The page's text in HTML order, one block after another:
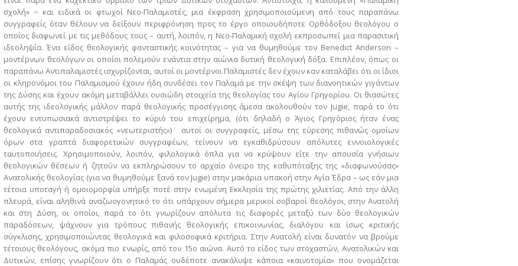
σχολή» − και ειδικά οι φτωχοί Νεο-Παλαμιστές, μια έκφραση χρησιμοποιούμενη από τους παραπάνω
συγγραφείς όταν θέλουν να δείξουν περιφρόνηση προς το έργο οποιουδήποτε Ορθόδοξου θεολόγου ο
οποίος διαφωνεί με τις μεθόδους τους – αυτή, λοιπόν, η Νεο-Παλαμική σχολή εκπροσωπεί μια παρασιτική
ιδεοληψία. Ένα είδος θεολογικής φανταστικής κοινότητας – για να θυμηθούμε τον Benedict Anderson –
μοντέρνων θεολόγων οι οποίοι πολεμούν ενάντια στην αιώνια δυτική θεολογική δόξα. Επιπλέον, όπως οι
παραπάνω Αντιπαλαμιστές ισχυρίζονται, αυτοί οι μοντέρνοι Παλαμιστές δεν έχουν καν καταλάβει ότι οι ίδιοι
οι κληρονόμοι του Παλαμισμού έχουν ήδη συνδέσει τον Παλαμά με την σκέψη των διανοητικών γιγάντων
της Δύσης και έχουν ακόμη μεταβάλλει ουσιώδη στοιχεία της θεολογίας του Αγίου Γρηγορίου. Οι θιασώτες
αυτής της ιδεολογικής μάλλον παρά θεολογικής προσέγγισης άμεσα ακολουθούν τον Jugie, παρά το ότι
έχουν εντυπωσιακά αντιστρέψει το κύριό του επιχείρημα, (ότι δηλαδή ο Άγιος Γρηγόριος ήταν ένας
θεολογικά αντιπαραδοσιακός «νεωτεριστής»)˙ αυτοί οι συγγραφείς, μέσω της εύρεσης πιθανώς ομοίων
όρων στα γραπτά διαφορετικών συγγραφέων, τείνουν να εγκαθιδρύσουν απόλυτες εννοιολογικές
ταυτοποιήσεις. Χρησιμοποιούν, λοιπόν, φιλολογικά όπλα για να κρύψουν είτε την απουσία γνήσιων
θεολογικών θέσεων ή ζητούν να εκπληρώσουν το αρχαίο όνειρο της καθυπόταξης της «διαφωνούσας»
Ανατολικής θεολογίας (για να θυμηθούμε ξανά τον Jugie) στην μακάρια υπακοή στην Aγία Έδρα – ως εάν μια
τέτοια υποταγή ή ομοιομορφία υπήρξε ποτέ στην ενωμένη Εκκλησία της πρώτης χιλιετίας. Από την άλλη
πλευρά, είναι αληθινά αναζωογονητικό το ότι υπάρχουν σήμερα μερικοί σοβαροί θεολόγοι, στην Ανατολή
και στη Δύση, οι οποίοι, παρά το ότι γνωρίζουν απόλυτα τις διαφορές μεταξύ των δύο θεολογικών
παραδόσεων, ψάχνουν για τρόπους πιθανής θεολογικής επικοινωνίας, διαλόγου και ίσως κριτικής
σύγκλισης, χρησιμοποιώντας θεολογικά και φιλοσοφικά κριτήρια. Στην Ανατολή είναι δυνατόν να βρούμε
τέτοιους θεολόγους, ακόμα πιο ενωρίς, από τον 15ο αιώνα. Αυτό το είδος των στοχαστών, Ανατολικών και
Δυτικών, επίσης γνωρίζουν ότι ο Παλαμάς ουδέποτε ανακάλυψε κάποια «καινοτομία» που ονομάζεται